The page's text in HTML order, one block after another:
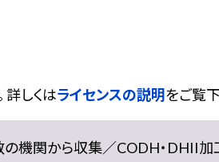
詳しくはライセンスの説明をご覧
の機関から収集／CODH・DHII